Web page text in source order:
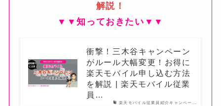
解説！
▼▼知っておきたい▼▼
楽天モバイル従業員紹介キャンペー…
衝撃！三木谷キャンペーン
がルール大幅変更！お得に
楽天モバイル申し込む方法
を解説 | 楽天モバイル従業
員…